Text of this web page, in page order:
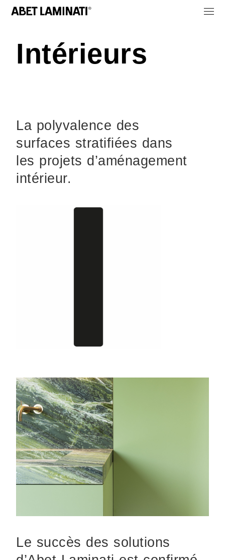
Intérieurs
La polyvalence des
surfaces stratifiées dans
les projets d’aménagement
intérieur.
Le succès des solutions